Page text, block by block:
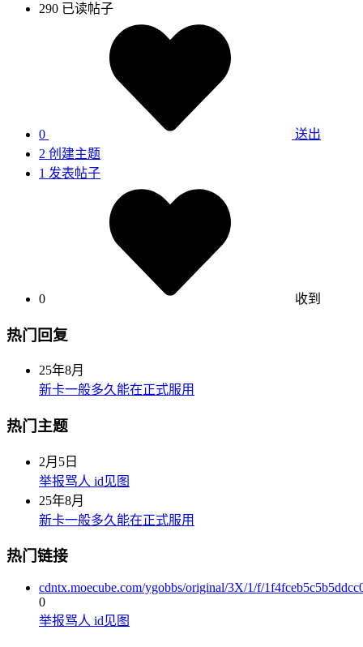
290 已读帖子
0
送出
2 创建主题
1 发表帖子
0 收到
热门回复
25年8月
新卡一般多久能在正式服用
热门主题
2月5日
举报骂人 id见图
25年8月
新卡一般多久能在正式服用
热门链接
cdntx.moecube.com/ygobbs/original/3X/1/f/
0
举报骂人 id见图